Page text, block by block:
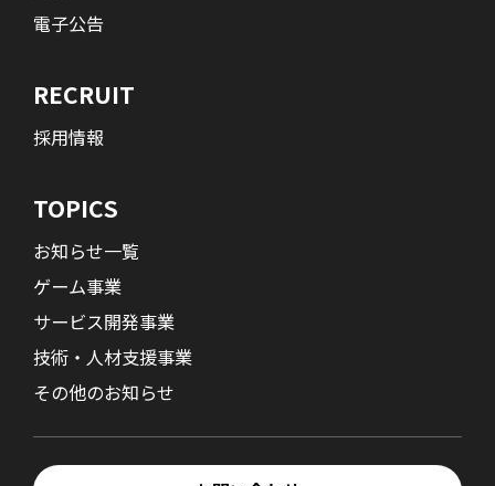
電子公告
RECRUIT
採用情報
TOPICS
お知らせ一覧
ゲーム事業
サービス開発事業
技術・人材支援事業
その他のお知らせ